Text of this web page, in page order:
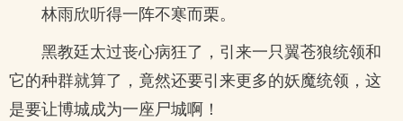
林雨欣听得一阵不寒而栗。
黑教廷太过丧心病狂了，引来一只翼苍狼统领和
它的种群就算了，竟然还要引来更多的妖魔统领，这
是要让博城成为一座尸城啊！